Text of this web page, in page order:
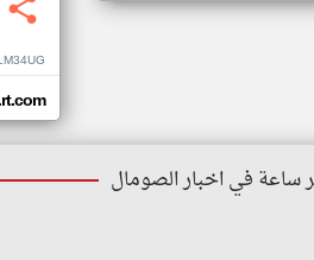
ساعة في اخبار الصومال